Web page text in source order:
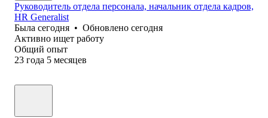
Руководитель отдела персонала, начальник отдела кадров,
HR Generalist
Была сегодня • Обновлено сегодня
Активно ищет работу
Общий опыт
23 года 5 месяцев